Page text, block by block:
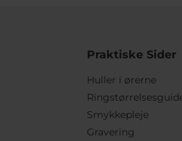
Praktiske Sider
Huller i ørerne
Smykkepleje
Gravering